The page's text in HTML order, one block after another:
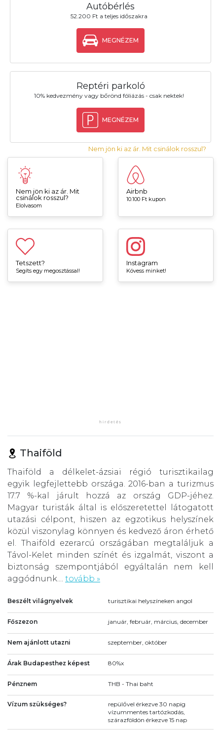
Autóbérlés
52.200 Ft a teljes időszakra
MEGNÉZEM
Reptéri parkoló
10% kedvezmény vagy bőrönd fóliázás - csak nektek!
MEGNÉZEM
Nem jön ki az ár. Mit csinálok rosszul?
Nem jön ki az ár. Mit
csinálok rosszul?
Elolvasom
Airbnb
10.100 Ft kupon
Tetszett?
Segíts egy megosztással!
Instagram
Kövess minket!
Thaiföld
Thaiföld a délkelet-ázsiai régió turisztikailag
egyik legfejlettebb országa. 2016-ban a turizmus
17.7 %-kal járult hozzá az ország GDP-jéhez.
Magyar turisták által is előszeretettel látogatott
utazási célpont, hiszen az egzotikus helyszínek
közül viszonylag könnyen és kedvező áron érhető
el. Thaiföld ezerarcú országában megtaláljuk a
Távol-Kelet minden színét és izgalmát, viszont a
biztonság szempontjából egyáltalán nem kell
aggódnunk.... tovább »
Beszélt világnyelvek turisztikai helyszíneken angol
Főszezon január, február, március, december
Nem ajánlott utazni szeptember, október
Árak Budapesthez képest 80%x
Pénznem THB - Thai baht
Vízum szükséges?
repülővel érkezve 30 napig
vízummentes tartózkodás,
szárazföldön érkezve 15 nap